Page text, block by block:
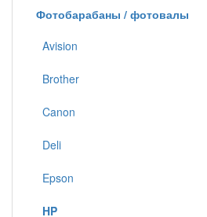
Фотобарабаны / фотовалы
Avision
Brother
Canon
Deli
Epson
HP